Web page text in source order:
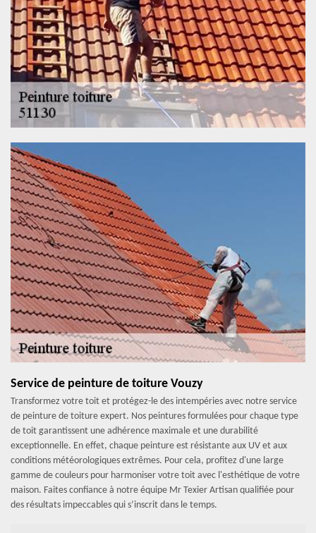
Service de peinture de toiture Vouzy
Transformez votre toit et protégez-le des intempéries avec notre service
de peinture de toiture expert. Nos peintures formulées pour chaque type
de toit garantissent une adhérence maximale et une durabilité
exceptionnelle. En effet, chaque peinture est résistante aux UV et aux
conditions météorologiques extrêmes. Pour cela, profitez d'une large
gamme de couleurs pour harmoniser votre toit avec l'esthétique de votre
maison. Faites confiance à notre équipe Mr Texier Artisan qualifiée pour
des résultats impeccables qui s’inscrit dans le temps.